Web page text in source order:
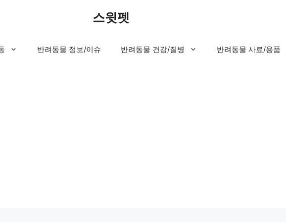
스윗펫
반려동물 정보/이슈 반려동물 건강/질병 반려동물 사료/용품